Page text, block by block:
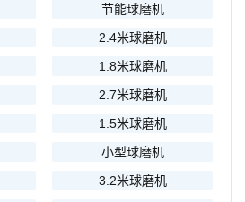
节能球磨机
2.4米球磨机
1.8米球磨机
2.7米球磨机
1.5米球磨机
小型球磨机
3.2米球磨机